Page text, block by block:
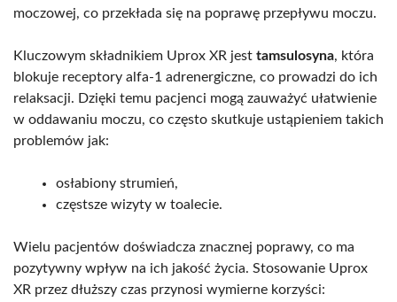
moczowej, co przekłada się na poprawę przepływu moczu.
Kluczowym składnikiem Uprox XR jest tamsulosyna, która
blokuje receptory alfa-1 adrenergiczne, co prowadzi do ich
relaksacji. Dzięki temu pacjenci mogą zauważyć ułatwienie
w oddawaniu moczu, co często skutkuje ustąpieniem takich
problemów jak:
osłabiony strumień,
częstsze wizyty w toalecie.
Wielu pacjentów doświadcza znacznej poprawy, co ma
pozytywny wpływ na ich jakość życia. Stosowanie Uprox
XR przez dłuższy czas przynosi wymierne korzyści: